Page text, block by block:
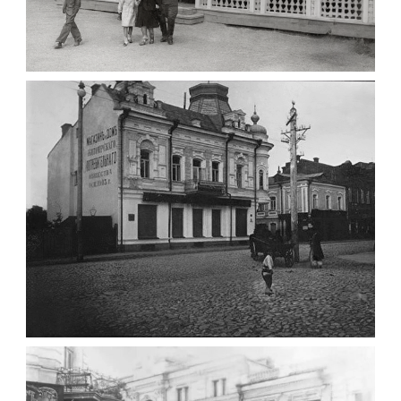
ПАВІЛЬЙОН МОРОЗИВА ЖИТОМИР 1947
Фото Житомир (1945-
1960)
Leave a comment
ФОТО ЖИТОМИРА 1905 ВУЛ.
МИХАЙЛІВСЬКА-СКОРУЛЬСЬКОГО
Фото Житомира період
до 1917 року
Leave a comment